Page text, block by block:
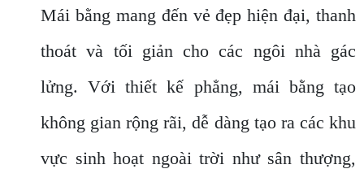
Mái bằng mang đến vẻ đẹp hiện đại, thanh
thoát và tối giản cho các ngôi nhà gác
lửng. Với thiết kế phẳng, mái bằng tạo
không gian rộng rãi, dễ dàng tạo ra các khu
vực sinh hoạt ngoài trời như sân thượng,